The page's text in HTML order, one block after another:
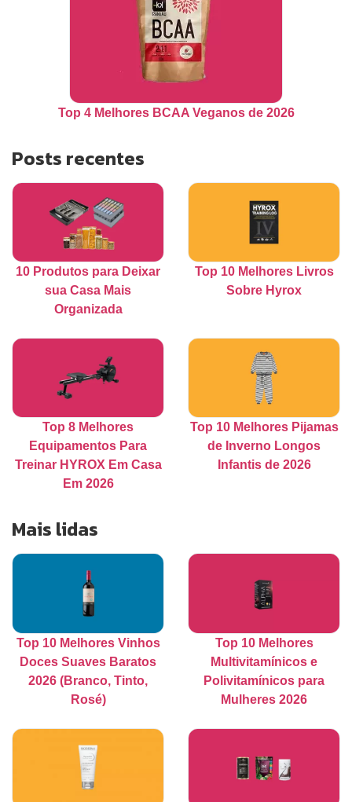
Top 4 Melhores BCAA Veganos de 2026
Posts recentes
10 Produtos para Deixar
sua Casa Mais
Organizada
Top 10 Melhores Livros
Sobre Hyrox
Top 8 Melhores
Equipamentos Para
Treinar HYROX Em Casa
Em 2026
Top 10 Melhores Pijamas
de Inverno Longos
Infantis de 2026
Mais lidas
Top 10 Melhores Vinhos
Doces Suaves Baratos
2026 (Branco, Tinto,
Rosé)
Top 10 Melhores
Multivitamínicos e
Polivitamínicos para
Mulheres 2026